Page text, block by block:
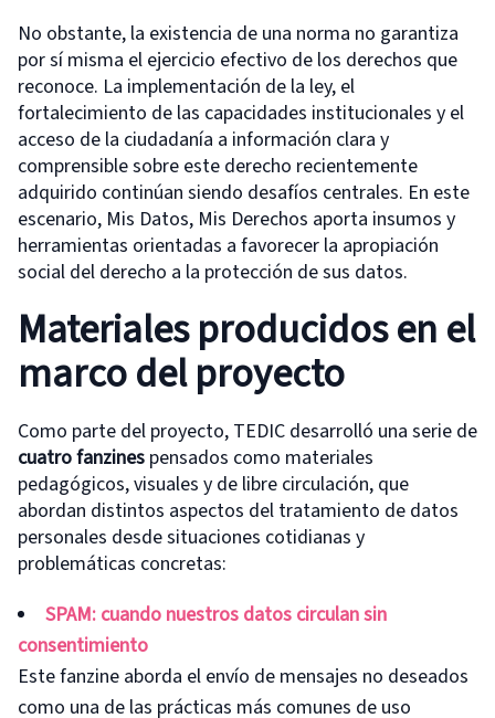
No obstante, la existencia de una norma no garantiza
por sí misma el ejercicio efectivo de los derechos que
reconoce. La implementación de la ley, el
fortalecimiento de las capacidades institucionales y el
acceso de la ciudadanía a información clara y
comprensible sobre este derecho recientemente
adquirido continúan siendo desafíos centrales. En este
escenario, Mis Datos, Mis Derechos aporta insumos y
herramientas orientadas a favorecer la apropiación
social del derecho a la protección de sus datos.
Materiales producidos en el
marco del proyecto
Como parte del proyecto, TEDIC desarrolló una serie de
cuatro fanzines pensados como materiales
pedagógicos, visuales y de libre circulación, que
abordan distintos aspectos del tratamiento de datos
personales desde situaciones cotidianas y
problemáticas concretas:
SPAM: cuando nuestros datos circulan sin
consentimiento
Este fanzine aborda el envío de mensajes no deseados
como una de las prácticas más comunes de uso